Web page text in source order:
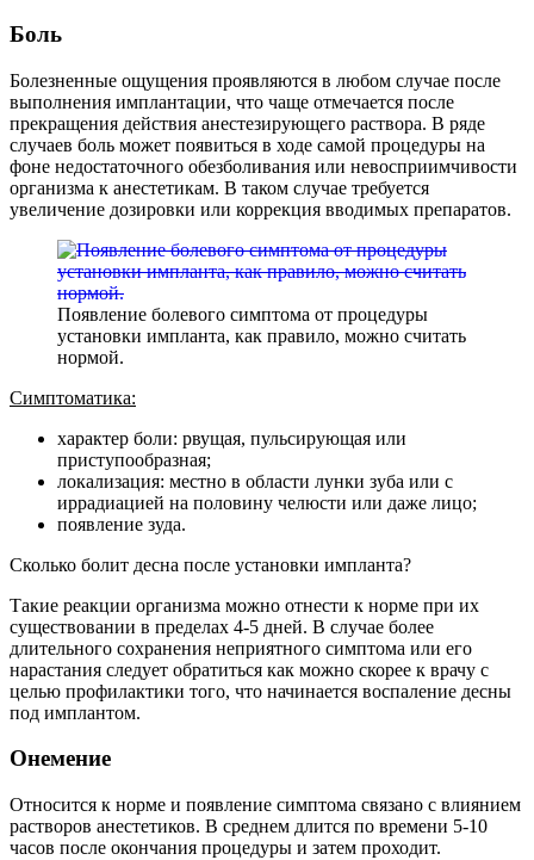
Боль
Болезненные ощущения проявляются в любом случае после
выполнения имплантации, что чаще отмечается после
прекращения действия анестезирующего раствора. В ряде
случаев боль может появиться в ходе самой процедуры на
фоне недостаточного обезболивания или невосприимчивости
организма к анестетикам. В таком случае требуется
увеличение дозировки или коррекция вводимых препаратов.
Появление болевого симптома от процедуры
установки импланта, как правило, можно считать
нормой.
Симптоматика:
характер боли: рвущая, пульсирующая или
приступообразная;
локализация: местно в области лунки зуба или с
иррадиацией на половину челюсти или даже лицо;
появление зуда.
Сколько болит десна после установки импланта?
Такие реакции организма можно отнести к норме при их
существовании в пределах 4-5 дней. В случае более
длительного сохранения неприятного симптома или его
нарастания следует обратиться как можно скорее к врачу с
целью профилактики того, что начинается воспаление десны
под имплантом.
Онемение
Относится к норме и появление симптома связано с влиянием
растворов анестетиков. В среднем длится по времени 5-10
часов после окончания процедуры и затем проходит.